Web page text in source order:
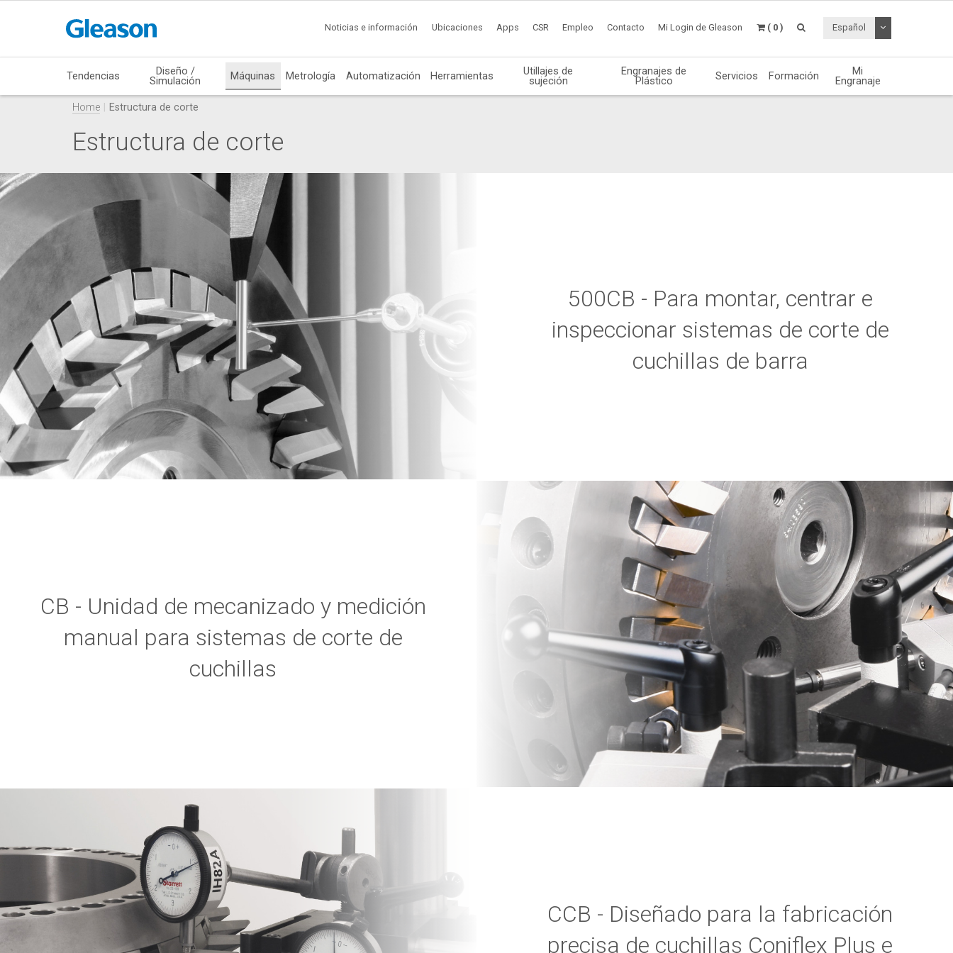
Noticias e información Ubicaciones Apps CSR Empleo Contacto Mi Login de Gleason ( 0 ) Español Desplegable de
Tendencias Diseño /
Simulación Máquinas Metrología Automatización Herramientas Utillajes de
sujeción
Engranajes de
Plástico Servicios Formación Mi
Engranaje
Home Estructura de corte
Estructura de corte
500CB - Para montar, centrar e
inspeccionar sistemas de corte de
cuchillas de barra
CB - Unidad de mecanizado y medición
manual para sistemas de corte de
cuchillas
CCB - Diseñado para la fabricación
precisa de cuchillas Coniflex Plus e